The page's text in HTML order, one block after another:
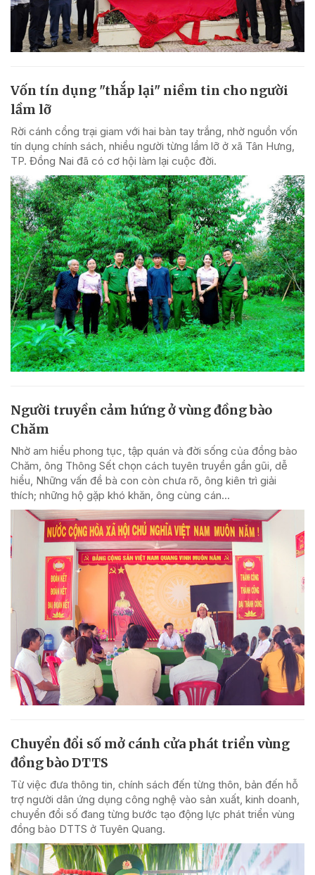
Vốn tín dụng "thắp lại" niềm tin cho người
lầm lỡ
Rời cánh cổng trại giam với hai bàn tay trắng, nhờ nguồn vốn
tín dụng chính sách, nhiều người từng lầm lỡ ở xã Tân Hưng,
TP. Đồng Nai đã có cơ hội làm lại cuộc đời.
Người truyền cảm hứng ở vùng đồng bào
Chăm
Nhờ am hiểu phong tục, tập quán và đời sống của đồng bào
Chăm, ông Thông Sết chọn cách tuyên truyền gần gũi, dễ
hiểu, Những vấn đề bà con còn chưa rõ, ông kiên trì giải
thích; những hộ gặp khó khăn, ông cùng cán...
Chuyển đổi số mở cánh cửa phát triển vùng
đồng bào DTTS
Từ việc đưa thông tin, chính sách đến từng thôn, bản đến hỗ
trợ người dân ứng dụng công nghệ vào sản xuất, kinh doanh,
chuyển đổi số đang từng bước tạo động lực phát triển vùng
đồng bào DTTS ở Tuyên Quang.